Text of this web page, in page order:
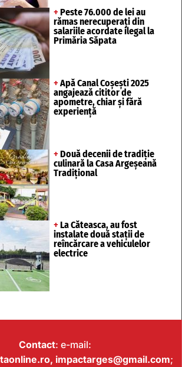
+ Peste 76.000 de lei au
rămas nerecuperați din
salariile acordate ilegal la
Primăria Săpata
+ Apă Canal Coșești 2025
angajează cititor de
apometre, chiar și fără
experiență
+ Două decenii de tradiție
culinară la Casa Argeșeană
Tradițional
+ La Căteasca, au fost
instalate două stații de
reîncărcare a vehiculelor
electrice
Contact: e-mail:
impactarges@gmail.com;